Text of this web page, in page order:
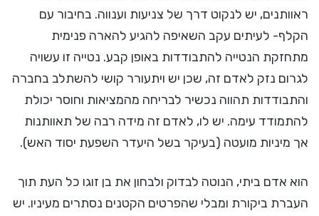
ראוותנים, יש לנקוט דרך של צניעות וענווה. בחיבור עם
הקלף- לעיתים עקב השאיפה להגיע להארה פנימית
מתחזקת הנטייה להתבודדות באופן קבע. נטייה זו עשויה
לגרום נזק לאדם זה, שכן יש ויתעורר קושי להשתלב בחברה
והתבודדות תהווה נכשיר לבריחה מהמציאות וחוסר יכולת
להתמודד עימה. יש לו, לאדם זה מידה רבה של תאוותנות
אך מיניות מועטה (בעיקר בשל היעדר השפעת יסוד האש).
הוא אדם ביתי, הנוטה לבדוק ולבחון את בן זוגו כל העת תוך
העברת ביקורת ומבלי שהפרטים הקטנים נסתרים מעיניו. יש